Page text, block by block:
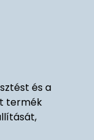
és a
termék